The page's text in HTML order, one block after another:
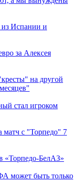
Испании и
за Алексея
на другой
стал игроком
матч с "Торпедо" 7
«Торпедо-БелАЗ»
может быть только